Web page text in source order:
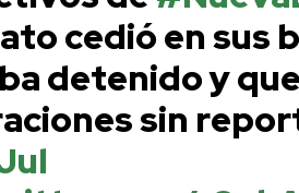
cedió en sus
detenido y
sin